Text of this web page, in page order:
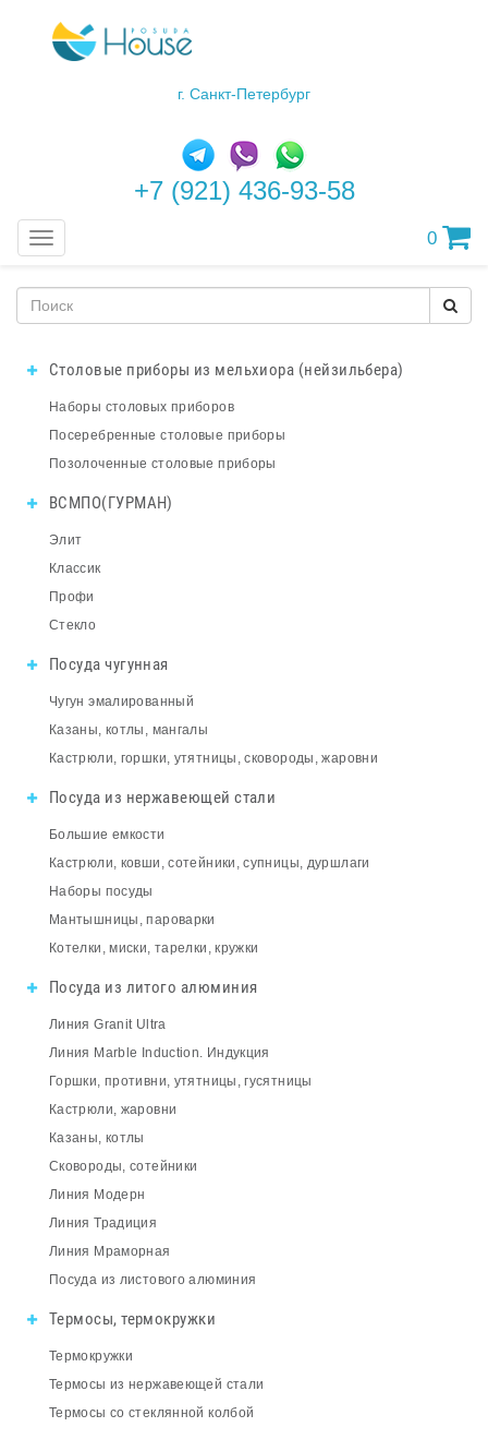
г. Санкт-Петербург
+7 (921) 436-93-58
Меню 0
Столовые приборы из мельхиора (нейзильбера)
Наборы столовых приборов
Посеребренные столовые приборы
Позолоченные столовые приборы
ВСМПО(ГУРМАН)
Элит
Классик
Профи
Стекло
Посуда чугунная
Чугун эмалированный
Казаны, котлы, мангалы
Кастрюли, горшки, утятницы, сковороды, жаровни
Посуда из нержавеющей стали
Большие емкости
Кастрюли, ковши, сотейники, супницы, дуршлаги
Наборы посуды
Мантышницы, пароварки
Котелки, миски, тарелки, кружки
Посуда из литого алюминия
Линия Granit Ultra
Линия Marble Induction. Индукция
Горшки, противни, утятницы, гусятницы
Кастрюли, жаровни
Казаны, котлы
Сковороды, сотейники
Линия Модерн
Линия Традиция
Линия Мраморная
Посуда из листового алюминия
Термосы, термокружки
Термокружки
Термосы из нержавеющей стали
Термосы со стеклянной колбой